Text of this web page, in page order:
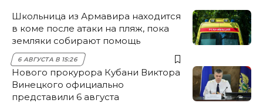
Школьница из Армавира находится
в коме после атаки на пляж, пока
земляки собирают помощь
6 АВГУСТА В 15:26
Нового прокурора Кубани Виктора
Винецкого официально
представили 6 августа